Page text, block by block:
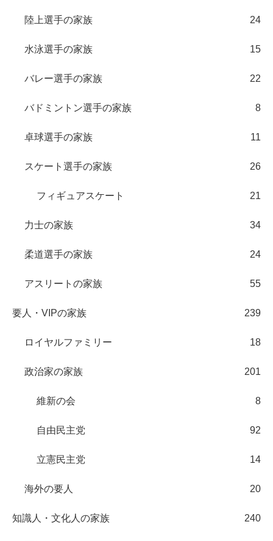
陸上選手の家族 24
水泳選手の家族 15
バレー選手の家族 22
バドミントン選手の家族 8
卓球選手の家族 11
スケート選手の家族 26
フィギュアスケート 21
力士の家族 34
柔道選手の家族 24
アスリートの家族 55
要人・VIPの家族 239
ロイヤルファミリー 18
政治家の家族 201
維新の会 8
自由民主党 92
立憲民主党 14
海外の要人 20
知識人・文化人の家族 240